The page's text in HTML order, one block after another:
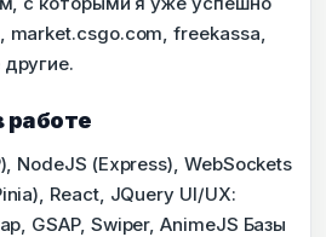
market.csgo.com, freekassa,
работе
NodeJS (Express), WebSockets
React, JQuery UI/UX:
GSAP, Swiper, AnimeJS Базы